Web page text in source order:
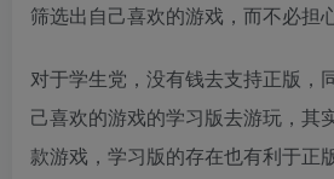
筛选出自己喜欢的游戏，而不必担
对于学生党，没有钱去支持正版，
己喜欢的游戏的学习版去游玩，其
款游戏，学习版的存在也有利于正